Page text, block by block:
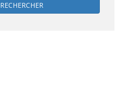
RECHERCHER